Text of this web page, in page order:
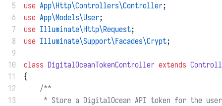
5
use App\Http\Controllers\Controller;
6
use App\Models\User;
7
use Illuminate\Http\Request;
8
use Illuminate\Support\Facades\Crypt;
9
10
class DigitalOceanTokenController extends
11
{
12
/**
13
* Store a DigitalOcean API token for the